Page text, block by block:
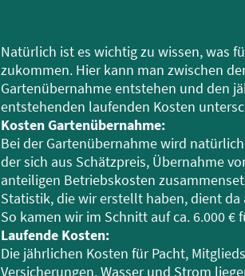
Natürlich ist es wichtig zu wissen, was
zukommen. Hier kann man zwischen
Gartenübernahme entstehen und den
entstehenden laufenden Kosten
Kosten Gartenübernahme:
Bei der Gartenübernahme wird
der sich aus Schätzpreis, Übernahme
anteiligen Betriebskosten
Statistik, die wir erstellt haben, dient da
So kamen wir im Schnitt auf ca. 6.000 €
Laufende Kosten:
Die jährlichen Kosten für Pacht,
Versicherungen, Wasser und Strom